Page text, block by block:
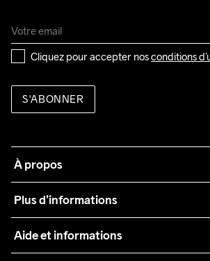
Cliquez pour accepter nos conditions
S'ABONNER
À propos
Plus d’informations
Teamwear
Aide et informations